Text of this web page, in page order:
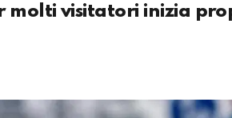
molti visitatori inizia